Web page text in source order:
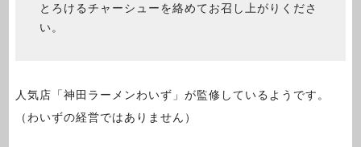
とろけるチャーシューを絡めてお召し上がりくださ
い。
人気店「神田ラーメンわいず」が監修しているようです。
（わいずの経営ではありません）